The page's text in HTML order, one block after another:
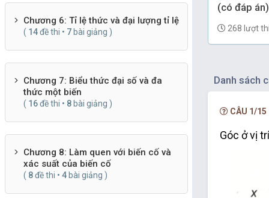
Chương 6: Tỉ lệ thức và đại lượng tỉ lệ
( 14đề thi • 7bài giảng )
Chương 7: Biểu thức đại số và đa
thức một biến
( 16đề thi • 8bài giảng )
Chương 8: Làm quen với biến cố và
xác suất của biến cố
( 8đề thi • 4bài giảng )
(có đáp
268 lượt thi
Danh sách
CÂU 1/15
Góc ở vị